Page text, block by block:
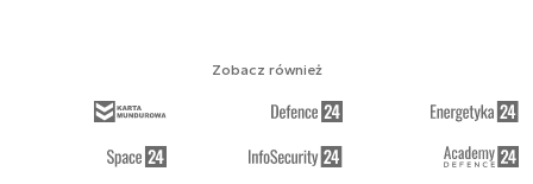
Zobacz również